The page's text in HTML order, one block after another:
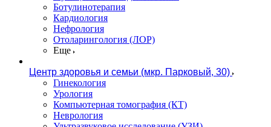
Ботулинотерапия
Кардиология
Нефрология
Отоларингология (ЛОР)
Еще
Центр здоровья и семьи (мкр. Парковый, 30)
Гинекология
Урология
Компьютерная томография (КТ)
Неврология